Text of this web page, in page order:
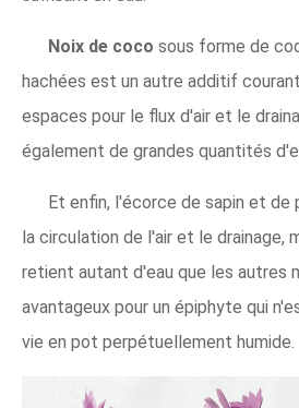
Noix de coco sous forme de
hachées est un autre additif
espaces pour le flux d'air et le
également de grandes quantités
Et enfin, l'écorce de sapin et
la circulation de l'air et le drainage,
retient autant d'eau que les autres
avantageux pour un épiphyte qui
vie en pot perpétuellement humide.